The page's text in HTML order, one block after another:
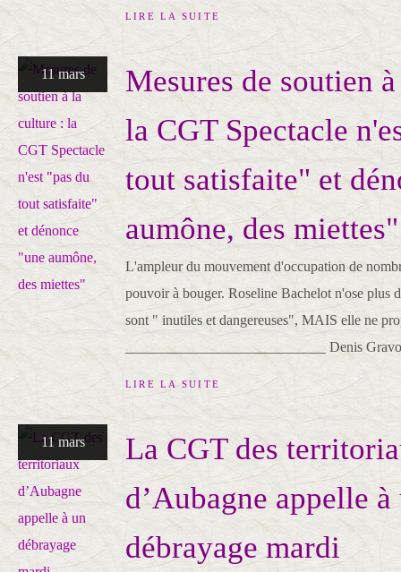
LIRE LA SUITE
11 mars
Mesures de soutien
la CGT Spectacle
tout satisfaite" et
aumône, des miettes"
L'ampleur du mouvement d'occupation de
pouvoir à bouger. Roseline Bachelot n'ose plus
sont " inutiles et dangereuses", MAIS elle ne
____________________________ Denis
LIRE LA SUITE
11 mars
La CGT des
d’Aubagne appelle à
débrayage mardi